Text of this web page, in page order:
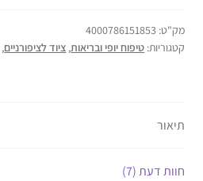
מק"ט: 4000786151853
קטגוריות: טיפוח יופי ובריאות, ציוד לציפורניים,
תיאור
חוות דעת (7)